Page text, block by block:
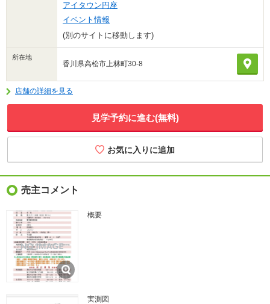
アイタウン円座
イベント情報
(別のサイトに移動します)
所在地
香川県高松市上林町30-8
店舗の詳細を見る
見学予約に進む(無料)
売主コメント
概要
実測図